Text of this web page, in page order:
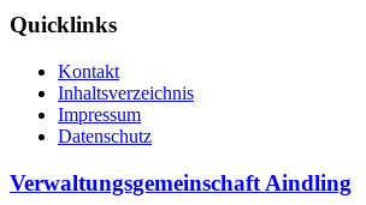
Quicklinks
Kontakt
Inhaltsverzeichnis
Impressum
Datenschutz
Verwaltungsgemeinschaft Aindling